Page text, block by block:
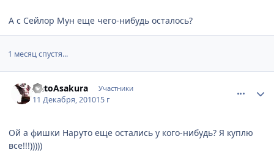
А с Сейлор Мун еще чего-нибудь осталось?
1 месяц спустя...
AntoAsakura Участники
11 Декабря, 201015 г
Ой а фишки Наруто еще остались у кого-нибудь? Я куплю
все!!!)))))